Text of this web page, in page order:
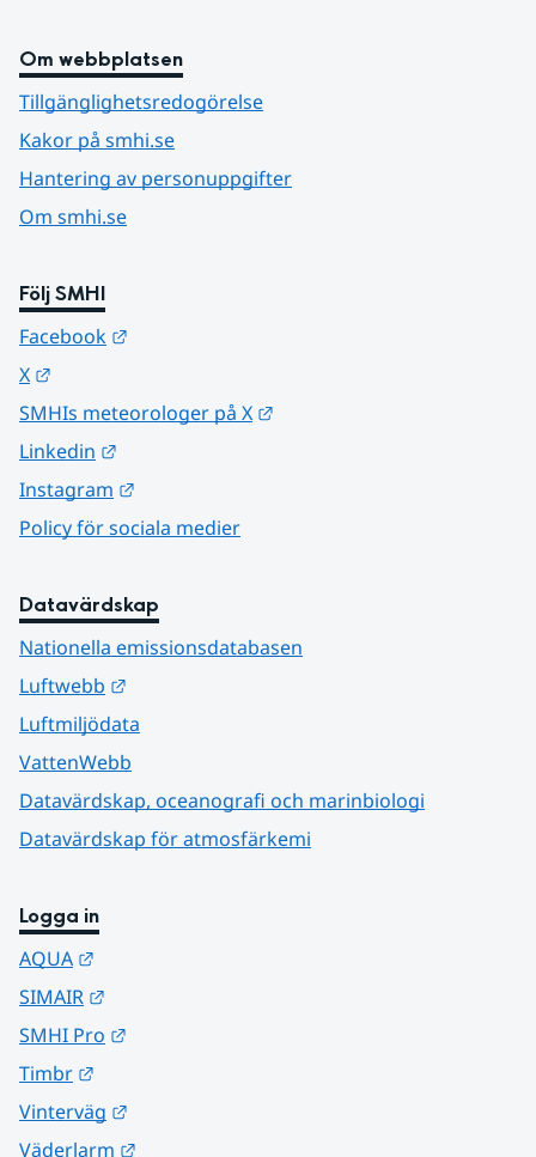
Om webbplatsen
Tillgänglighetsredogörelse
Kakor på smhi.se
Hantering av personuppgifter
Om smhi.se
Följ SMHI
Facebook
X
SMHIs meteorologer på X
Linkedin
Instagram
Policy för sociala medier
Datavärdskap
Nationella emissionsdatabasen
Luftwebb
Luftmiljödata
VattenWebb
Datavärdskap, oceanografi och marinbiologi
Datavärdskap för atmosfärkemi
Logga in
AQUA
SIMAIR
SMHI Pro
Timbr
Vinterväg
Väderlarm